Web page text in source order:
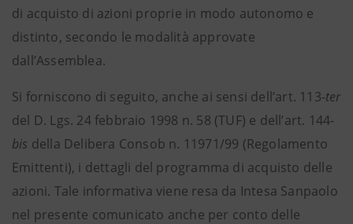
di acquisto di azioni proprie in modo autonomo e
distinto, secondo le modalità approvate
dall’Assemblea.
Si forniscono di seguito, anche ai sensi dell’art. 113-ter
del D. Lgs. 24 febbraio 1998 n. 58 (TUF) e dell’art. 144-
bis della Delibera Consob n. 11971/99 (Regolamento
Emittenti), i dettagli del programma di acquisto delle
azioni. Tale informativa viene resa da Intesa Sanpaolo
nel presente comunicato anche per conto delle